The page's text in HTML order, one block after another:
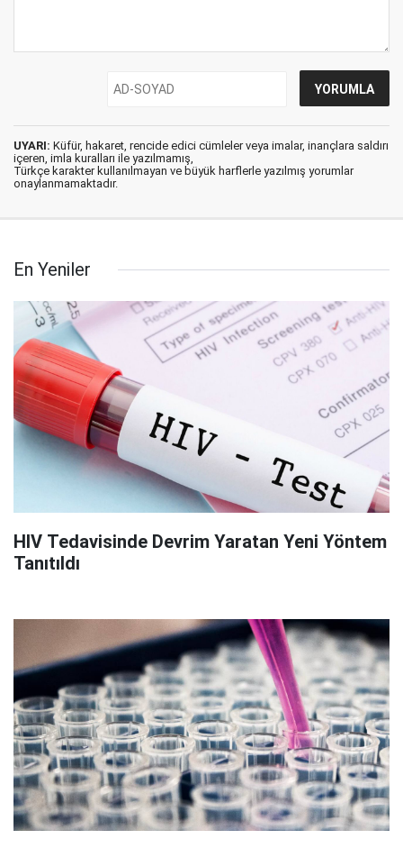
UYARI: Küfür, hakaret, rencide edici cümleler veya imalar, inançlara saldırı
içeren, imla kuralları ile yazılmamış,
Türkçe karakter kullanılmayan ve büyük harflerle yazılmış yorumlar
onaylanmamaktadır.
En Yeniler
HIV Tedavisinde Devrim Yaratan Yeni Yöntem
Tanıtıldı